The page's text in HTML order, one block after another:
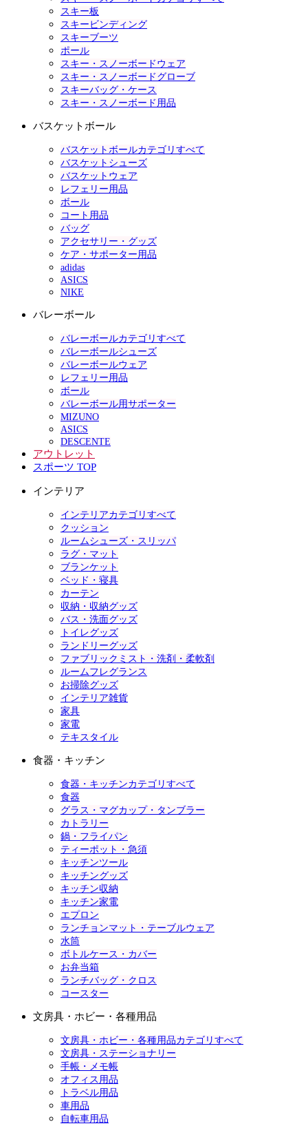
スキー板
スキービンディング
スキーブーツ
ポール
スキー・スノーボードウェア
スキー・スノーボードグローブ
スキーバッグ・ケース
スキー・スノーボード用品
バスケットボール
バスケットボールカテゴリすべて
バスケットシューズ
バスケットウェア
レフェリー用品
ボール
コート用品
バッグ
アクセサリー・グッズ
ケア・サポーター用品
adidas
ASICS
NIKE
バレーボール
バレーボールカテゴリすべて
バレーボールシューズ
バレーボールウェア
レフェリー用品
ボール
バレーボール用サポーター
MIZUNO
ASICS
DESCENTE
アウトレット
スポーツ TOP
インテリア
インテリアカテゴリすべて
クッション
ルームシューズ・スリッパ
ラグ・マット
ブランケット
ベッド・寝具
カーテン
収納・収納グッズ
バス・洗面グッズ
トイレグッズ
ランドリーグッズ
ファブリックミスト・洗剤・柔軟剤
ルームフレグランス
お掃除グッズ
インテリア雑貨
家具
家電
テキスタイル
食器・キッチン
食器・キッチンカテゴリすべて
食器
グラス・マグカップ・タンブラー
カトラリー
鍋・フライパン
ティーポット・急須
キッチンツール
キッチングッズ
キッチン収納
キッチン家電
エプロン
ランチョンマット・テーブルウェア
水筒
ボトルケース・カバー
お弁当箱
ランチバッグ・クロス
コースター
文房具・ホビー・各種用品
文房具・ホビー・各種用品カテゴリすべて
文房具・ステーショナリー
手帳・メモ帳
オフィス用品
トラベル用品
車用品
自転車用品